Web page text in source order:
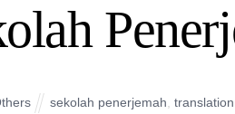
sekolah penerjemah ,